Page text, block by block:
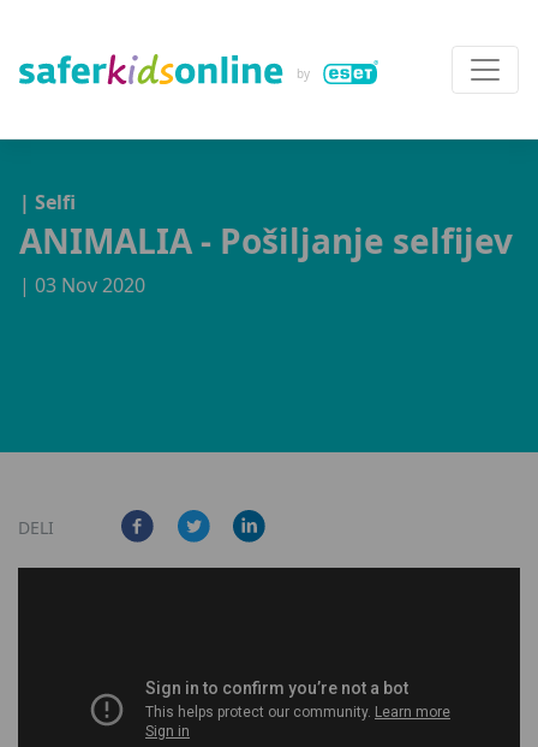
| Selfi
ANIMALIA - Pošiljanje selfijev
| 03 Nov 2020
DELI